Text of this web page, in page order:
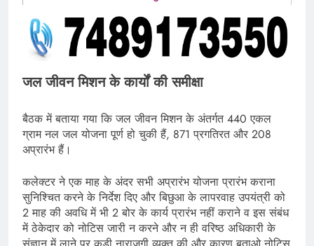
जल जीवन मिशन के कार्यों की समीक्षा
बैठक में बताया गया कि जल जीवन मिशन के अंतर्गत 440 एकल
ग्राम नल जल योजना पूर्ण हो चुकी हैं, 871 प्रगतिरत और 208
अप्रारंभ हैं।
कलेक्टर ने एक माह के अंदर सभी अप्रारंभ योजना प्रारंभ कराना
सुनिश्चित करने के निर्देश दिए और बिछुआ के लापरवाह उपयंत्री को
2 माह की अवधि में भी 2 बोर के कार्य प्रारंभ नहीं कराने व इस संबंध
में ठेकेदार को नोटिस जारी न करने और न ही वरिष्ठ अधिकारी के